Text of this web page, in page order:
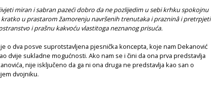
miran i sabran pazeći dobro da ne pozlijedim u sebi krhku spokojnu
kratko u prastarom žamorenju navršenih trenutaka i prazninâ i pretrpjeti
i prašnu kakvoću vlastitoga neznanog prisuća.
o dva posve suprotstavljena pjesnička koncepta, koje nam Dekanović
dvije sukladne mogućnosti. Ako nam se i čini da ona prva predstavlja
nije isključeno da ga ni ona druga ne predstavlja kao san o
dvojniku.